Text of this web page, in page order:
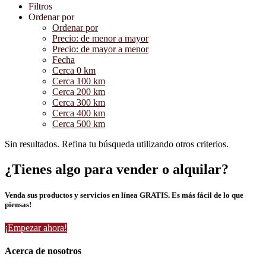
Filtros
Ordenar por
Ordenar por
Precio: de menor a mayor
Precio: de mayor a menor
Fecha
Cerca 0 km
Cerca 100 km
Cerca 200 km
Cerca 300 km
Cerca 400 km
Cerca 500 km
Sin resultados. Refina tu búsqueda utilizando otros criterios.
¿Tienes algo para vender o alquilar?
Venda sus productos y servicios en línea GRATIS. Es más fácil de lo que
piensas!
¡Empezar ahora!
Acerca de nosotros